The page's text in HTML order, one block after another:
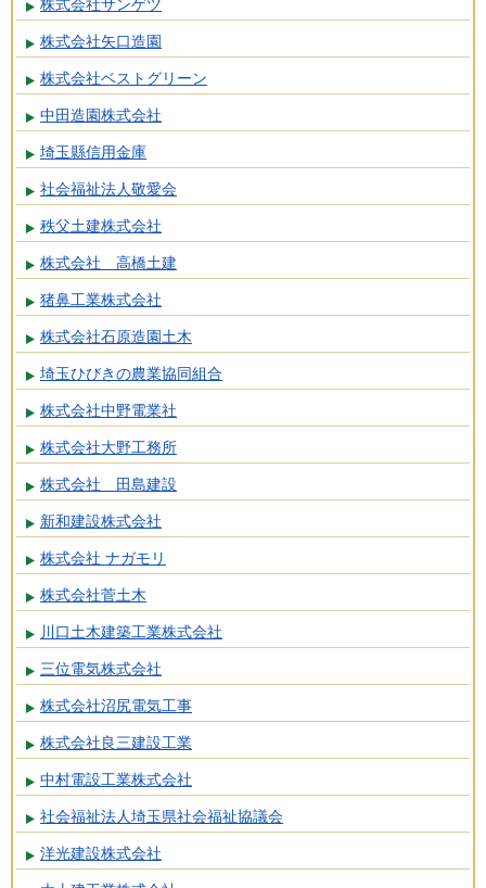
株式会社サンゲツ
株式会社矢口造園
株式会社ベストグリーン
中田造園株式会社
埼玉縣信用金庫
社会福祉法人敬愛会
秩父土建株式会社
株式会社 高橋土建
猪鼻工業株式会社
株式会社石原造園土木
埼玉ひびきの農業協同組合
株式会社中野電業社
株式会社大野工務所
株式会社 田島建設
新和建設株式会社
株式会社 ナガモリ
株式会社菅土木
川口土木建築工業株式会社
三位電気株式会社
株式会社沼尻電気工事
株式会社良三建設工業
中村電設工業株式会社
社会福祉法人埼玉県社会福祉協議会
洋光建設株式会社